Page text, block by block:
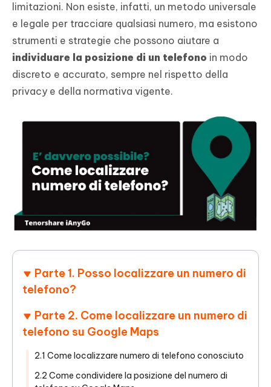
limitazioni. Non esiste, infatti, un metodo universale
e legale per tracciare qualsiasi numero, ma esistono
strumenti e strategie che possono aiutare a
individuare la posizione di un telefono in modo
discreto e accurato, sempre nel rispetto della
privacy e della normativa vigente.
Parte 1. Posso localizzare un numero di
telefono?
Parte 2. Come localizzare un numero di
telefono su Google Maps
2.1 Come localizzare numero di telefono conosciuto
2.2 Come condividere la posizione del numero di